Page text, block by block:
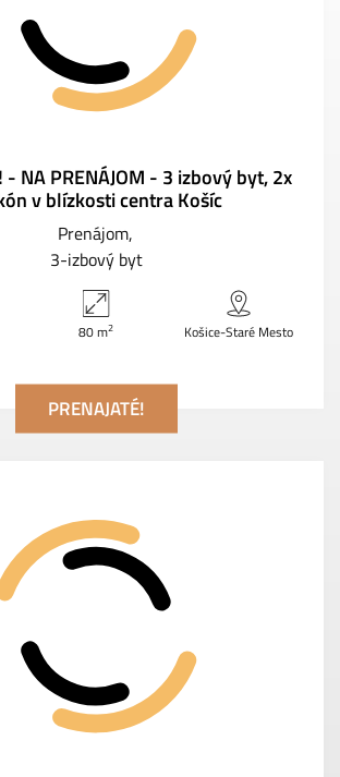
- NA PRENÁJOM - 3 izbový byt, 2x
v blízkosti centra Košíc
Prenájom
3-izbový byt
80 m2 Košice-Staré Mesto
PRENAJATÉ!